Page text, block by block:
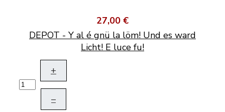
27,00 €
DEPOT - Y al é gnü la löm! Und es ward
Licht! E luce fu!
+
–